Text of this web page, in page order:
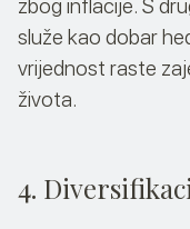
zbog inflacije. S
služe kao dobar
vrijednost raste
života.
4.